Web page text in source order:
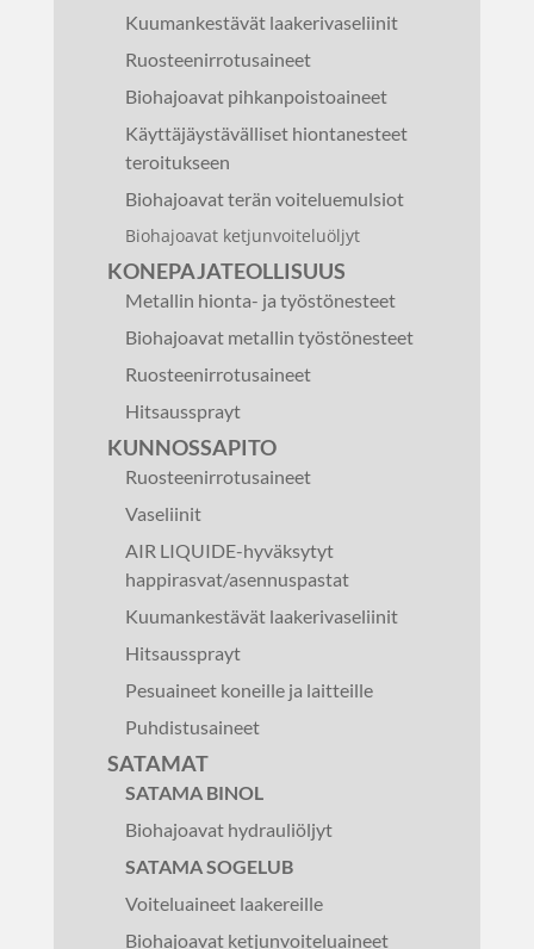
Kuumankestävät laakerivaseliinit
Ruosteenirrotusaineet
Biohajoavat pihkanpoistoaineet
Käyttäjäystävälliset hiontanesteet
teroitukseen
Biohajoavat terän voiteluemulsiot
Biohajoavat ketjunvoiteluöljyt
KONEPAJATEOLLISUUS
Metallin hionta- ja työstönesteet
Biohajoavat metallin työstönesteet
Ruosteenirrotusaineet
Hitsaussprayt
KUNNOSSAPITO
Ruosteenirrotusaineet
Vaseliinit
AIR LIQUIDE-hyväksytyt
happirasvat/asennuspastat
Kuumankestävät laakerivaseliinit
Hitsaussprayt
Pesuaineet koneille ja laitteille
Puhdistusaineet
SATAMAT
SATAMA BINOL
Biohajoavat hydrauliöljyt
SATAMA SOGELUB
Voiteluaineet laakereille
Biohajoavat ketjunvoiteluaineet